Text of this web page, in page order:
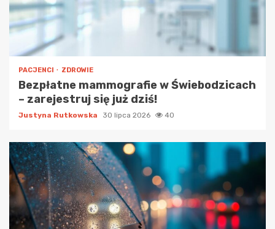
PACJENCI ZDROWIE
Bezpłatne mammografie w Świebodzicach
– zarejestruj się już dziś!
Justyna Rutkowska 30 lipca 2026 40